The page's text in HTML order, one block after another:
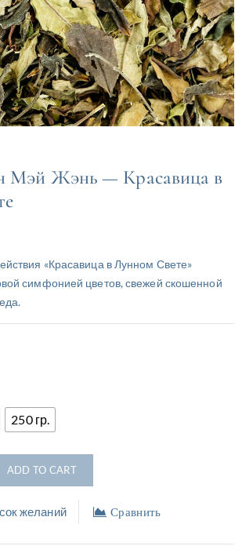
Мэй Жэнь — Красавица в
«Красавица в Лунном Свете»
симфонией цветов, свежей скошенной
250 гр.
ADD TO CART
желаний Сравнить